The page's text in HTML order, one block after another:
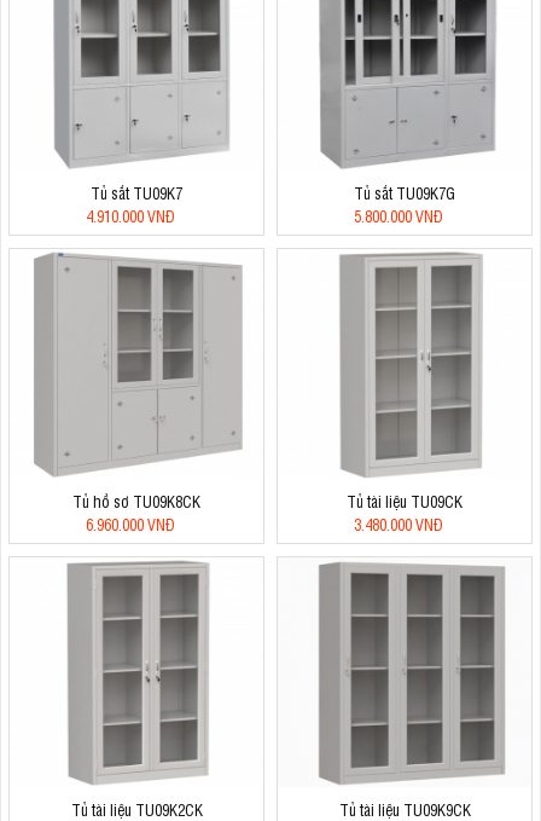
Tủ sắt TU09K7
4.910.000 VNĐ
Tủ sắt TU09K7G
5.800.000 VNĐ
Tủ hồ sơ TU09K8CK
6.960.000 VNĐ
Tủ tài liệu TU09CK
3.480.000 VNĐ
Tủ tài liệu TU09K2CK
Tủ tài liệu TU09K9CK